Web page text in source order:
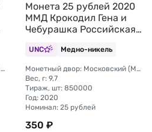
Монетный двор: Московский (ММД)
Монета 25 рублей 2020
ММД Крокодил Гена и
Чебурашка Российская
мультипликация
UNC Медно-никель
Монетный двор: Московский (ММД)
Вес, г: 9,7
Тираж, шт: 850000
Год: 2020
Номинал: 25 рублей
350 ₽